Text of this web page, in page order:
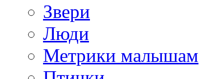
Звери
Люди
Метрики малышам